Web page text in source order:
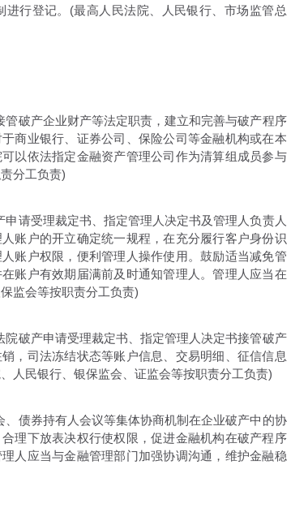
行登记。(最高人民法院、人民银行、市场监管总
破产企业财产等法定职责，建立和完善与破产程序
商业银行、证券公司、保险公司等金融机构或在本
以依法指定金融资产管理公司作为清算组成员参与
分工负责)
请受理裁定书、指定管理人决定书及管理人负责人
账户的开立确定统一规程，在充分履行客户身份识
账户权限，便利管理人操作使用。鼓励适当减免管
账户有效期届满前及时通知管理人。管理人应当在
监会等按职责分工负责)
破产申请受理裁定书、指定管理人决定书接管破产
，司法冻结状态等账户信息、交易明细、征信信息
人民银行、银保监会、证监会等按职责分工负责)
债券持有人会议等集体协商机制在企业破产中的协
理下放表决权行使权限，促进金融机构在破产程序
人应当与金融管理部门加强协调沟通，维护金融稳